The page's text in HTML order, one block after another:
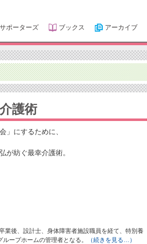
サポーターズ ブックス アーカイブ
護術
」にするために、
が紡ぐ最幸介護術。
業後、設計士、身体障害者施設職員を経て、特別養
ープホームの管理者となる。
（続きを見る…）